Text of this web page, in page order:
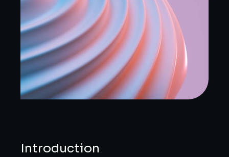
Introduction